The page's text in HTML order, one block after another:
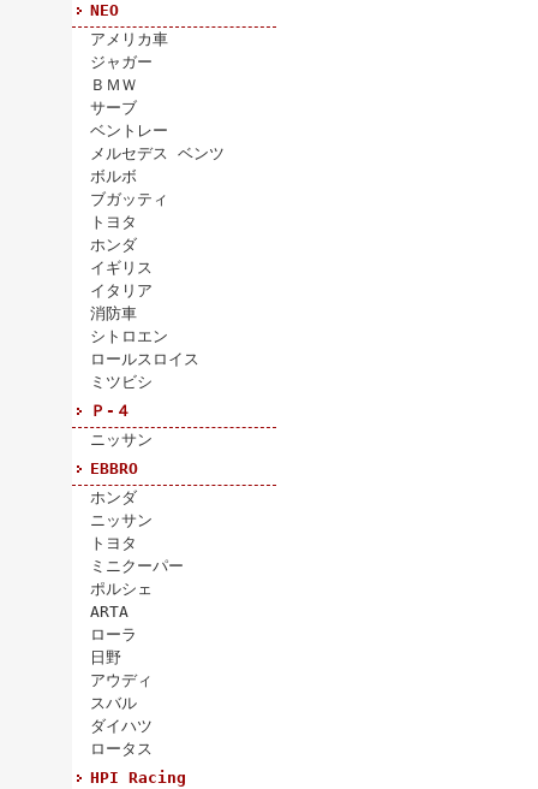
NEO
アメリカ車
ジャガー
ＢＭＷ
サーブ
ベントレー
メルセデス ベンツ
ボルボ
ブガッティ
トヨタ
ホンダ
イギリス
イタリア
消防車
シトロエン
ロールスロイス
ミツビシ
Ｐ-４
ニッサン
EBBRO
ホンダ
ニッサン
トヨタ
ミニクーパー
ポルシェ
ARTA
ローラ
日野
アウディ
スバル
ダイハツ
ロータス
HPI Racing